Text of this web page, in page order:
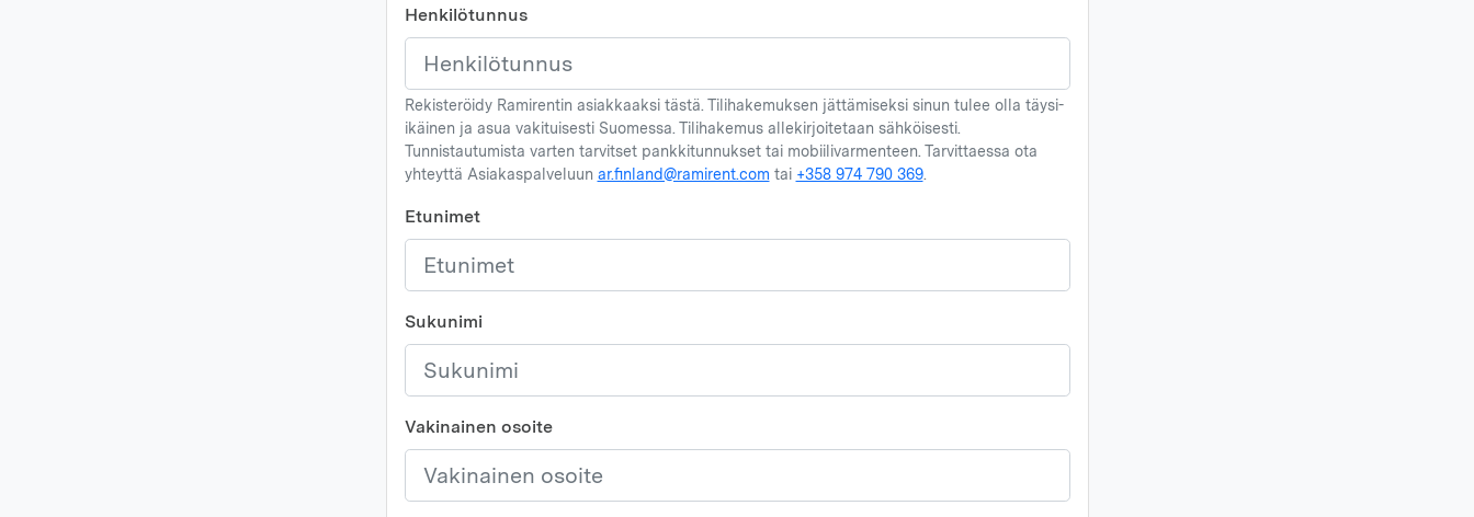
Henkilötunnus
Rekisteröidy Ramirentin asiakkaaksi tästä. Tilihakemuksen jättämiseksi sinun tulee olla täysi-
ikäinen ja asua vakituisesti Suomessa. Tilihakemus allekirjoitetaan sähköisesti.
Tunnistautumista varten tarvitset pankkitunnukset tai mobiilivarmenteen. Tarvittaessa ota
yhteyttä Asiakaspalveluun ar.finland@ramirent.com tai +358 974 790 369.
Etunimet
Sukunimi
Vakinainen osoite